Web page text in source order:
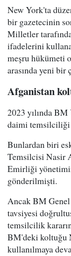
New York'ta
bir gazetecinin
Milletler
ifadelerini
meşru hükümeti
arasında yeni bir
Afganistan
2023 yılında
daimi temsilciliği
Bunlardan biri
Temsilcisi Nasir
Emirliği
gönderilmişti.
Ancak BM
tavsiyesi
temsilcilik
BM'deki koltuğu
kullanılmaya